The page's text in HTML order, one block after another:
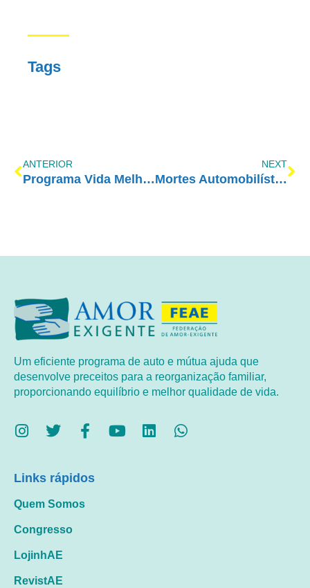
Tags
ANTERIOR
Programa Vida Melhor – RedeVida – 03/07
NEXT
Mortes Automobilísticas
Um eficiente programa de auto e mútua ajuda que
desenvolve preceitos para a reorganização familiar,
proporcionando equilíbrio e melhor qualidade de vida.
Links rápidos
Quem Somos
Congresso
LojinhAE
RevistAE